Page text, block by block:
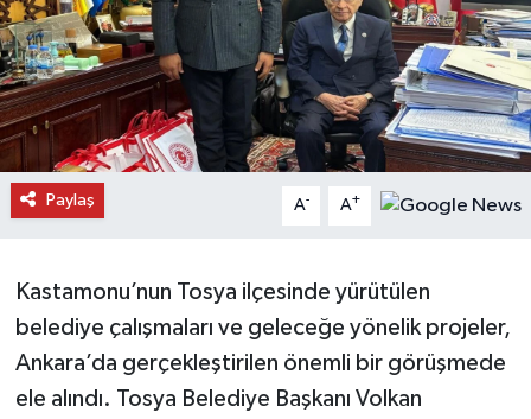
Paylaş A- A+
Kastamonu’nun Tosya ilçesinde yürütülen
belediye çalışmaları ve geleceğe yönelik projeler,
Ankara’da gerçekleştirilen önemli bir görüşmede
ele alındı. Tosya Belediye Başkanı Volkan
Hanönü Haberleri
İhsangazi Haberleri
İnebolu Haberleri
Küre Haberleri
Pınarbaşı Haberleri
Şenpazar Haberleri